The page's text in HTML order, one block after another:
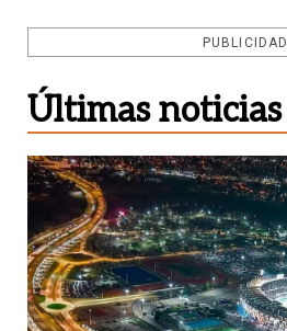
PUBLICIDAD
Últimas noticias